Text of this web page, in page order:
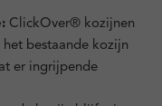
ClickOver® kozijnen
het bestaande kozijn
er ingrijpende